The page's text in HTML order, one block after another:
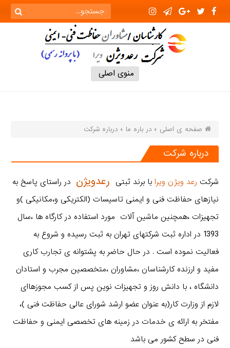
منوی اصلی
صفحه ی اصلی در باره ما درباره شرکت
درباره شرکت
شرکت رعد ویژن ویرابا برند ثبتی رعدویژن در راستای پاسخ به
نیازهای حفاظت فنی و ایمنی تاسیسات (الکتریکی و،مکانیکی )و
تجهیزات ،همچنین ماشین آلات مورد استفاده در کارگاه ها ،سال
1393 در اداره ثبت شرکتهای تهران به ثبت رسیده و شروع به
فعالیت نموده است . در حال حاضر به پشتوانه ی تجارب کاری
مفید و ارزنده کارشناسان ،مشاوران ،متخصصین مجرب و استادان
دانشگاه ، با دانش روز و تجهیزات نوین پس از کسب مجوزهاای
لازم از وزارت کار(به عنوان عضو ارشد شورای عالی حفاظت فنی )،
مفتخر به ارائه ی خدمات در زمینه های تخصصی ایمنی و حفاظت
فنی در سطح کشور می باشد